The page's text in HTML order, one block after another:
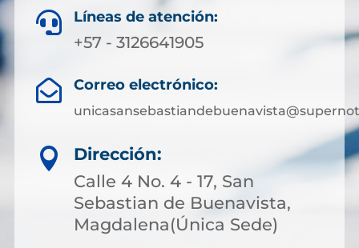
 Líneas de atención:
+57 - 3126641905
 Correo electrónico:

Dirección:
Calle 4 No. 4 - 17, San
Sebastian de Buenavista,
Magdalena(Única Sede)